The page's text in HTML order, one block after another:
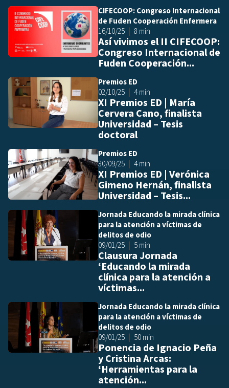
CIFECOOP: Congreso Internacional
de Fuden Cooperación Enfermera
16/10/25
8 min
Así vivimos el II CIFECOOP:
Congreso Internacional de
Fuden Cooperación...
Premios ED
02/10/25
4 min
XI Premios ED | María
Cervera Cano, finalista
Universidad – Tesis
doctoral
Premios ED
30/09/25
4 min
XI Premios ED | Verónica
Gimeno Hernán, finalista
Universidad – Tesis...
Jornada Educando la mirada clínica
para la atención a víctimas de
delitos de odio
09/01/25
5 min
Clausura Jornada
‘Educando la mirada
clínica para la atención a
víctimas...
Jornada Educando la mirada clínica
para la atención a víctimas de
delitos de odio
09/01/25
50 min
Ponencia de Ignacio Peña
y Cristina Arcas:
‘Herramientas para la
atención...